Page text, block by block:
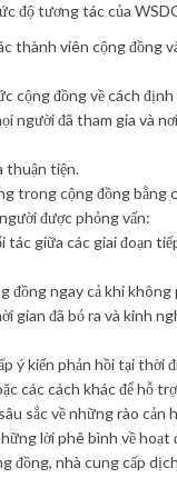
độ tương tác của
thành viên cộng đồng
cộng đồng về cách
người đã tham gia và
thuận tiện.
trong cộng đồng bằng
được phỏng vấn:
giữa các giai đoạn
đồng ngay cả khi
gian đã bỏ ra và kinh
ý kiến phản hồi tại thời
các cách khác để hỗ
sắc về những rào cản
lời phê bình về hoạt
đồng, nhà cung cấp